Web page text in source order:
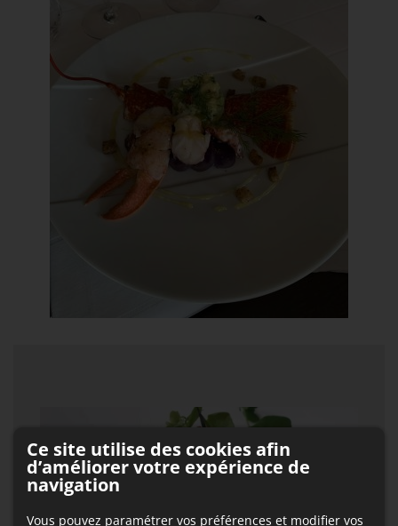
Ce site utilise des cookies afin
d’améliorer votre expérience de
navigation
Vous pouvez paramétrer vos préférences et modifier vos